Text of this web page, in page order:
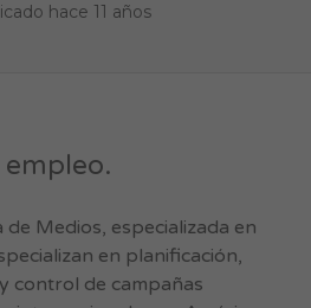
hace 11 años
Medios, especializada en
en planificación,
control de campañas